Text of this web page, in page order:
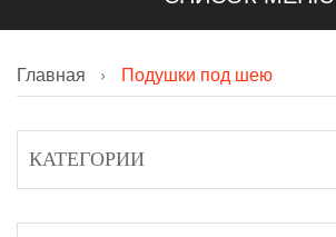
Главная Подушки под шею
КАТЕГОРИИ